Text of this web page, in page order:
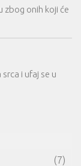
zbog onih koji će
i ufaj se u
(7)